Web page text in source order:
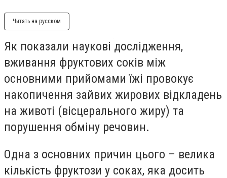
Читать на русском
Як показали наукові дослідження,
вживання фруктових соків між
основними прийомами їжі провокує
накопичення зайвих жирових відкладень
на животі (вісцерального жиру) та
порушення обміну речовин.
Одна з основних причин цього – велика
кількість фруктози у соках, яка досить